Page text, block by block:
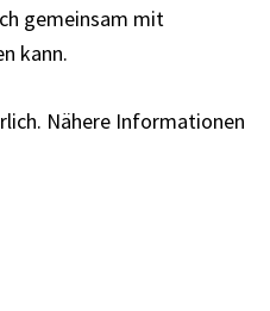
mit
kann.
Nähere Informationen